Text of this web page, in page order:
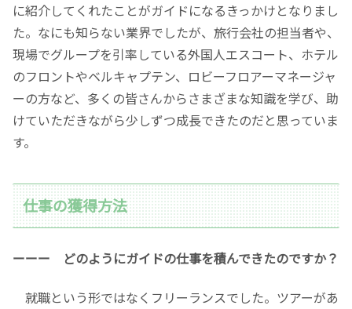
に紹介してくれたことがガイドになるきっかけとなりまし
た。なにも知らない業界でしたが、旅行会社の担当者や、
現場でグループを引率している外国人エスコート、ホテル
のフロントやベルキャプテン、ロビーフロアーマネージャ
ーの方など、多くの皆さんからさまざまな知識を学び、助
けていただきながら少しずつ成長できたのだと思っていま
す。
仕事の獲得方法
ーーー どのようにガイドの仕事を積んできたのですか？
就職という形ではなくフリーランスでした。ツアーがあ